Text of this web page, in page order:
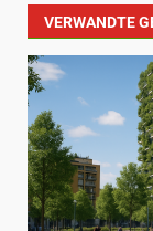
VERWANDTE